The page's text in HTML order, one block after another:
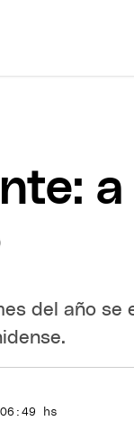
del año
hs